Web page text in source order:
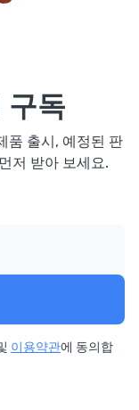
독
품 출시, 예정된 판
저 받아 보세요.
이용약관에 동의합